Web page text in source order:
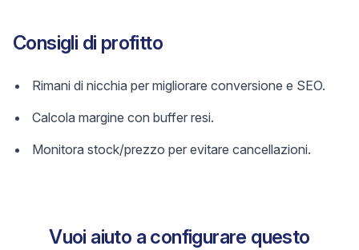
Consigli di profitto
Rimani di nicchia per migliorare conversione e SEO.
Calcola margine con buffer resi.
Monitora stock/prezzo per evitare cancellazioni.
Vuoi aiuto a configurare questo